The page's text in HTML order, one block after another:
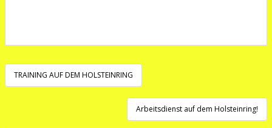
Beitragsnavigation
TRAINING AUF DEM HOLSTEINRING
Arbeitsdienst auf dem Holsteinring!